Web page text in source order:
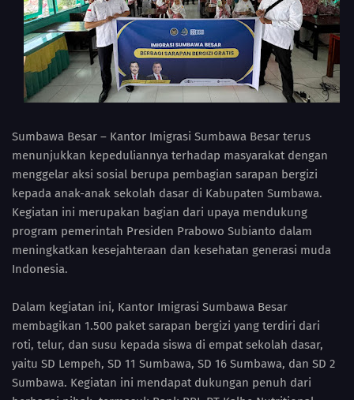
Sumbawa Besar – Kantor Imigrasi Sumbawa Besar terus
menunjukkan kepeduliannya terhadap masyarakat dengan
menggelar aksi sosial berupa pembagian sarapan bergizi
kepada anak-anak sekolah dasar di Kabupaten Sumbawa.
Kegiatan ini merupakan bagian dari upaya mendukung
program pemerintah Presiden Prabowo Subianto dalam
meningkatkan kesejahteraan dan kesehatan generasi muda
Indonesia.
Dalam kegiatan ini, Kantor Imigrasi Sumbawa Besar
membagikan 1.500 paket sarapan bergizi yang terdiri dari
roti, telur, dan susu kepada siswa di empat sekolah dasar,
yaitu SD Lempeh, SD 11 Sumbawa, SD 16 Sumbawa, dan SD 2
Sumbawa. Kegiatan ini mendapat dukungan penuh dari